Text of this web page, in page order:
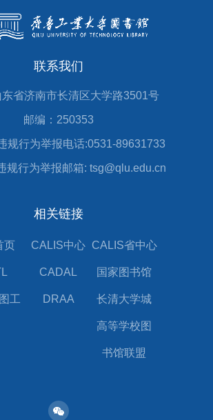
联系我们
省济南市长清区大学路3501号
邮编：250353
规行为举报电话:0531-89631733
规行为举报邮箱: tsg@qlu.edu.cn
相关链接
页 CALIS中心 CALIS省中心
CADAL 国家图书馆
工 DRAA 长清大学城
高等学校图
书馆联盟